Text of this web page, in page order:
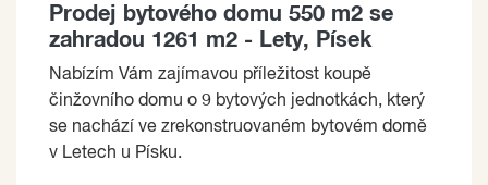
Prodej bytového domu 550 m2 se
zahradou 1261 m2 - Lety, Písek
Nabízím Vám zajímavou příležitost koupě
činžovního domu o 9 bytových jednotkách, který
se nachází ve zrekonstruovaném bytovém domě
v Letech u Písku.